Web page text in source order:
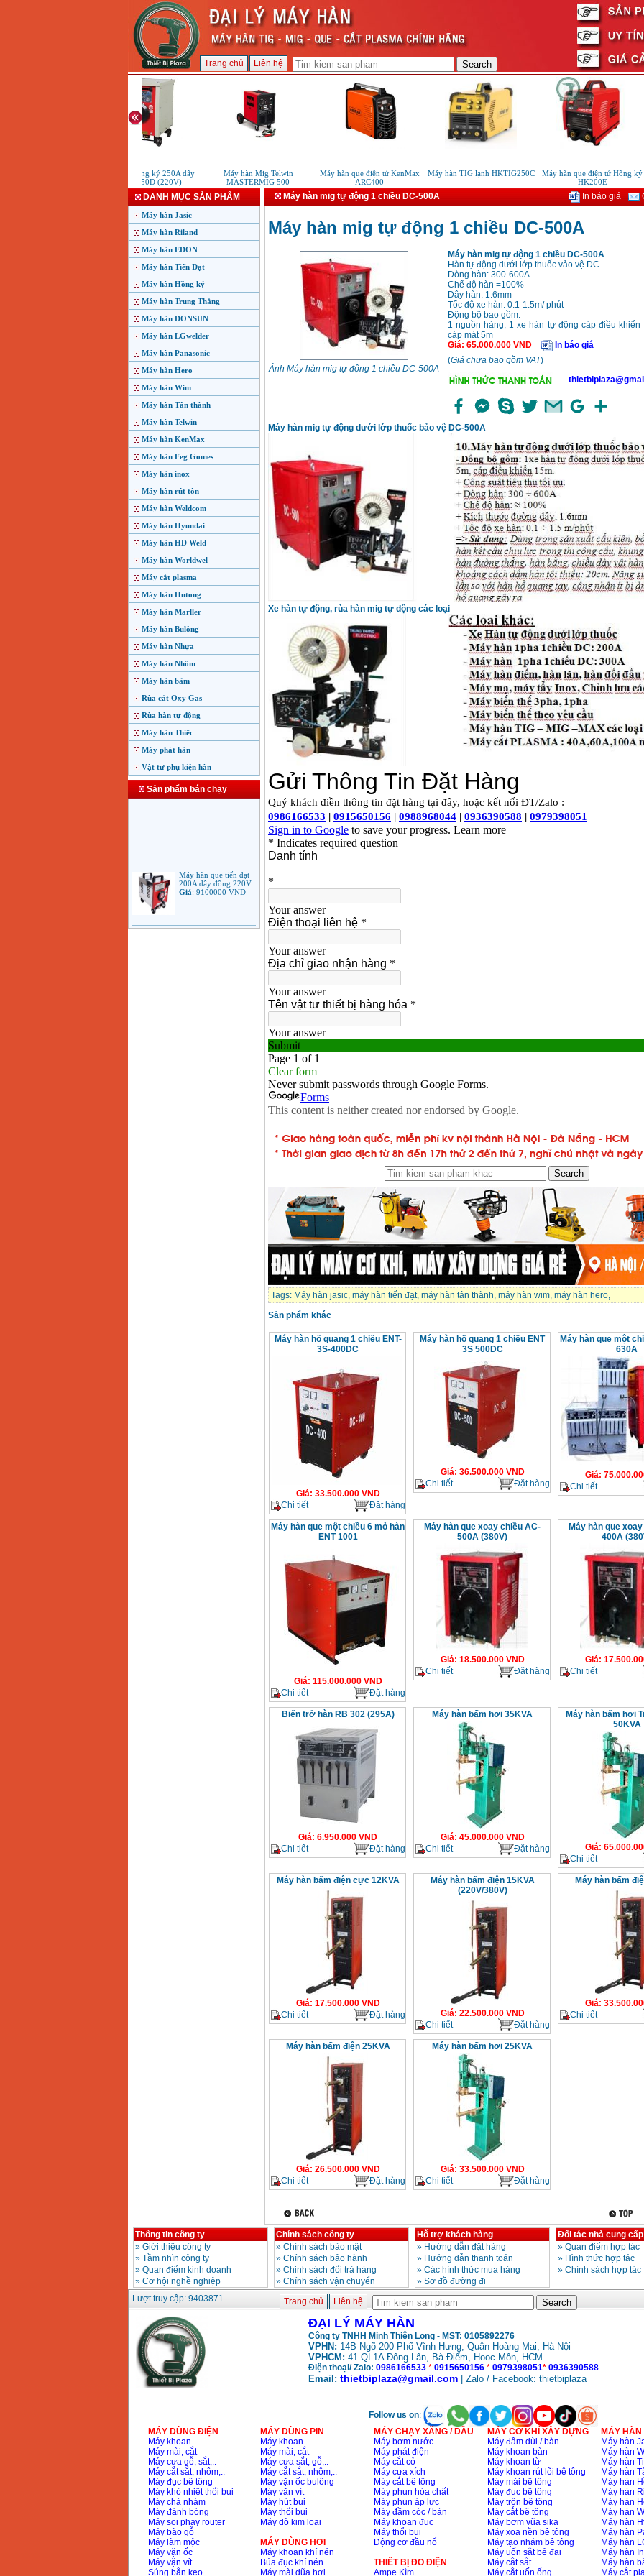
Trang chủ Liên hệ
Máy hàn Hồng ký 250A dây
đồng H250D (220V)
Máy hàn Mig Telwin
MASTERMIG 500
Máy hàn que điện tử KenMax
ARC400
Máy hàn TIG lạnh HKTIG250C
Máy hàn que điện tử Hồng ký
HK200E
DANH MỤC SẢN PHẨM
Máy hàn Jasic
Máy hàn Riland
Máy hàn EDON
Máy hàn Tiến Đạt
Máy hàn Hồng ký
Máy hàn Trung Thắng
Máy hàn DONSUN
Máy hàn LGwelder
Máy hàn Panasonic
Máy hàn Hero
Máy hàn Wim
Máy hàn Tân thành
Máy hàn Telwin
Máy hàn KenMax
Máy hàn Feg Gomes
Máy hàn inox
Máy hàn rút tôn
Máy hàn Weldcom
Máy hàn Hyundai
Máy hàn HD Weld
Máy hàn Worldwel
Máy cắt plasma
Máy hàn Hutong
Máy hàn Marller
Máy hàn Bulông
Máy hàn Nhựa
Máy hàn Nhôm
Máy hàn bấm
Rùa cắt Oxy Gas
Rùa hàn tự động
Máy hàn Thiếc
Máy phát hàn
Vật tư phụ kiện hàn
Sản phẩm bán chạy
200A dây đồng 220V
Giá:9100000VND
Máy hàn que điện tử
Máy hàn mig tự động 1 chiều DC-500A In báo giá
Máy hàn mig tự động 1 chiều DC-500A
Ảnh Máy hàn mig tự động 1 chiều DC-500A
Máy hàn mig tự động 1 chiều DC-500A
Hàn tự động dưới lớp thuốc vảo vệ DC
Dòng hàn: 300-600A
Chế độ hàn =100%
Dây hàn: 1.6mm
Tốc độ xe hàn: 0.1-1.5m/ phút
Động bộ bao gồm:
1 nguồn hàng, 1 xe hàn tự động cáp điều khiển
cáp mát 5m
Giá: 65.000.000VND
In báo giá
(Giá chưa bao gồm VAT)
Máy hàn mig tự động dưới lớp thuốc bảo vệ DC-500A
Xe hàn tự động, rùa hàn mig tự dộng các loại
Tags: Máy hàn jasic, máy hàn tiến đạt, máy hàn tân thành, máy hàn wim, máy hàn hero,
Sản phẩm khác
Máy hàn hồ quang 1 chiều ENT-
3S-400DC
Giá: 33.500.000VND
Chi tiết
Đặt hàng
Máy hàn hồ quang 1 chiều ENT
3S 500DC
Giá: 36.500.000VND
Chi tiết
Đặt hàng
Máy hàn que một
630A
Giá:
Chi tiết
Máy hàn que một chiều 6 mỏ hàn
ENT 1001
Giá: 115.000.000VND
Chi tiết
Đặt hàng
Máy hàn que xoay chiều AC-
500A (380V)
Giá: 18.500.000VND
Chi tiết
Đặt hàng
Máy hàn que
400A
Giá:
Chi tiết
Biến trở hàn RB 302 (295A)
Giá: 6.950.000 VND
Chi tiết
Đặt hàng
Máy hàn bấm hơi 35KVA
Giá: 45.000.000VND
Chi tiết
Đặt hàng
Máy hàn bấm hơi
50KVA
Giá:
Chi tiết
Máy hàn bấm điện cực 12KVA
Giá: 17.500.000VND
Chi tiết
Đặt hàng
Máy hàn bấm điện 15KVA
(220V/380V)
Giá: 22.500.000VND
Chi tiết
Đặt hàng
Máy hàn bấm
Giá:
Chi tiết
Máy hàn bấm điện 25KVA
Giá: 26.500.000VND
Chi tiết
Đặt hàng
Máy hàn bấm hơi 25KVA
Giá: 33.500.000VND
Chi tiết
Đặt hàng
Thông tin công ty
» Giới thiệu công ty
» Tầm nhìn công ty
» Quan điểm kinh doanh
» Cơ hội nghề nghiệp
Chính sách công ty
» Chính sách bảo mật
» Chính sách bảo hành
» Chinh sách đổi trả hàng
» Chính sách vận chuyển
Hỗ trợ khách hàng
» Hướng dẫn đặt hàng
» Hướng dẫn thanh toán
» Các hình thức mua hàng
» Sơ đồ đường đi
Đối tác nhà cung cấp
» Quan điểm hợp tác
» Hình thức hợp tác
» Chính sách hợp tác
Lượt truy cập: 9403871 Trang chủ Liên hệ
ĐẠI LÝ MÁY HÀN
Công ty TNHH Minh Thiên Long - MST: 0105892276
VPHN: 14B Ngõ 200 Phố Vĩnh Hưng, Quân Hoàng Mai, Hà Nội
VPHCM: 41 QL1A Đông Lân, Bà Điểm, Hooc Môn, HCM
Điện thoại/ Zalo: 0986166533 * 0915650156* 0979398051* 0936390588
Email: thietbiplaza@gmail.com| Zalo / Facebook: thietbiplaza
Follow us on:
MÁY DÙNG ĐIỆN
Máy khoan
Máy mài, cắt
Máy cưa gỗ, sắt,..
Máy cắt sắt, nhôm,..
Máy đục bê tông
Máy khò nhiệt thổi bụi
Máy chà nhám
Máy đánh bóng
Máy soi phay router
Máy bào gỗ
Máy làm mộc
Máy vặn ốc
Máy vặn vít
Súng bắn keo
MÁY DÙNG PIN
Máy khoan
Máy mài, cắt
Máy cưa sắt, gỗ,..
Máy cắt sắt, nhôm,..
Máy vặn ốc bulông
Máy vặn vít
Máy hút bụi
Máy thổi bụi
Máy dò kim loại
MÁY DÙNG HƠI
Máy khoan khí nén
Búa đục khí nén
Máy mài dũa hơi
MÁY CHẠY XĂNG / DẦU
Máy bơm nước
Máy phát điện
Máy cắt cỏ
Máy cưa xích
Máy cắt bê tông
Máy phun hóa chất
Máy phun áp lực
Máy đầm cóc / bàn
Máy khoan đục
Máy thổi bụi
Động cơ đầu nổ
THIÊT BỊ ĐO ĐIỆN
Ampe Kìm
MÁY CƠ KHÍ XÂY DỰNG
Máy đầm dùi / bàn
Máy khoan bàn
Máy khoan từ
Máy khoan rút lõi bê tông
Máy mài bê tông
Máy đục bê tông
Máy trộn bê tông
Máy cắt bê tông
Máy bơm vũa sika
Máy xoa nền bê tông
Máy tạo nhám bê tông
Máy uốn sắt bẻ đai
Máy cắt sắt
Máy cắt uốn ống
MÁY HÀN
Máy hàn
Máy hàn
Máy hàn
Máy hàn
Máy hàn
Máy hàn
Máy hàn
Máy hàn
Máy hàn
Máy hàn
Máy hàn
Máy hàn
Máy hàn
Máy cắt